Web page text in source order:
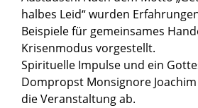
halbes Leid“ wurden
Beispiele für gemeinsames
Krisenmodus vorgestellt.
Spirituelle Impulse und ein
Dompropst Monsignore
die Veranstaltung ab.